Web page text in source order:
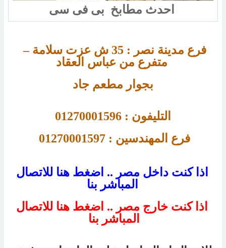
فرع مدينة نصر : 35
ش عزت سلامة –
بجوار مطعم جاد
التليفون : 01270001596
فرع المهندسين : 01270001597
اذا كنت داخل مصر .. اضغط هنا للاتصال
اذا كنت خارج مصر .. اضغط هنا للاتصال
المباشر بنا